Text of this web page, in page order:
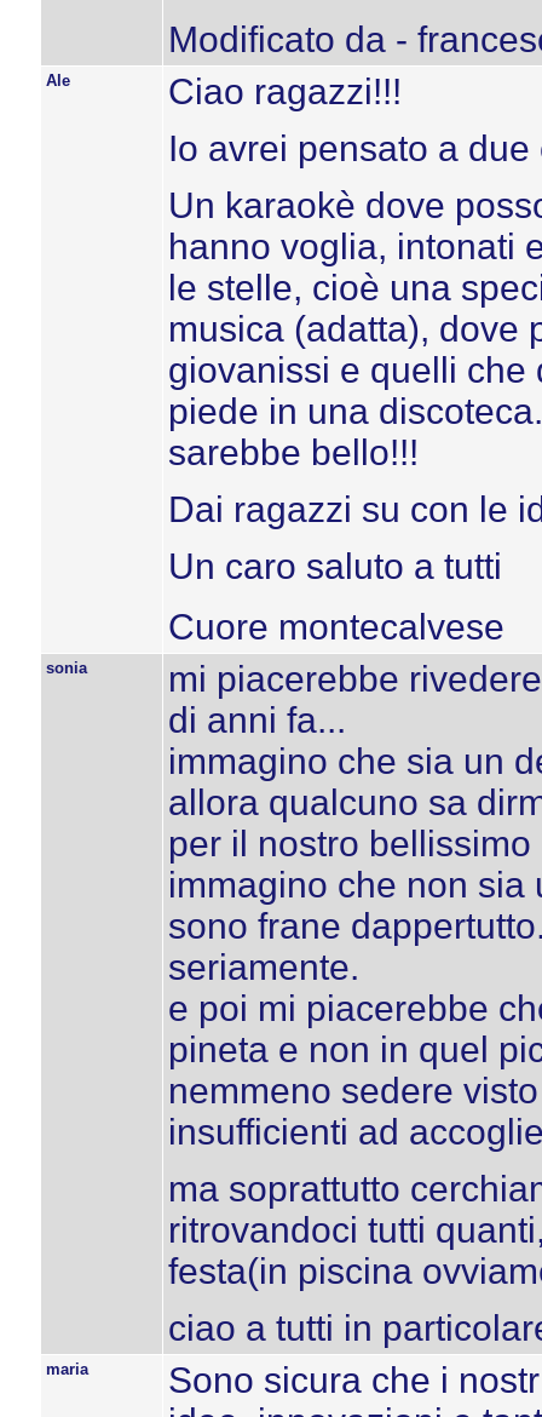
Modificato da -
Ale
Ciao ragazzi!!!
Io avrei pensato a
Un karaokè dove
hanno voglia, intonati
le stelle, cioè una
musica (adatta), dove
giovanissi e quelli che
piede in una
sarebbe bello!!!
Dai ragazzi su con le
Un caro saluto a tutti
Cuore montecalvese
sonia
mi piacerebbe
di anni fa...
immagino che sia un
allora qualcuno sa
per il nostro
immagino che non sia
sono frane
seriamente.
e poi mi piacerebbe
pineta e non in quel
nemmeno sedere
insufficienti ad
ma soprattutto
ritrovandoci tutti
festa(in piscina
ciao a tutti in
maria
Sono sicura che i